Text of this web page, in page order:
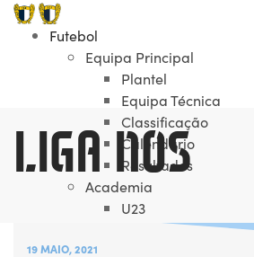
Futebol
Equipa Principal
Plantel
Equipa Técnica
Classificação
Calendário
Resultados
Academia
U23
Plantel Sub-23
LIGA NOS
19 MAIO, 2021